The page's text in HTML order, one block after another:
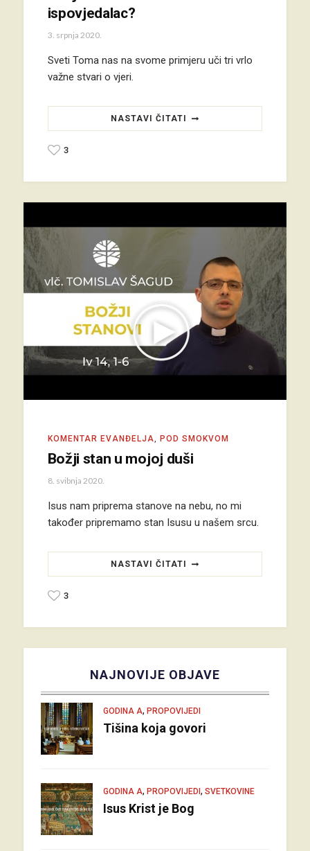
ispovjedalac?
3. srpnja 2020.
Sveti Toma nas na svome primjeru uči tri vrlo
važne stvari o vjeri.
NASTAVI ČITATI
3
KOMENTAR EVANĐELJA, POD SMOKVOM
Božji stan u mojoj duši
8. svibnja 2020.
Isus nam priprema stanove na nebu, no mi
također pripremamo stan Isusu u našem srcu.
NASTAVI ČITATI
3
NAJNOVIJE OBJAVE
GODINA A, PROPOVIJEDI
Tišina koja govori
GODINA A, PROPOVIJEDI , SVETKOVINE
Isus Krist je Bog